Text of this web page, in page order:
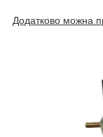
Додатково можна